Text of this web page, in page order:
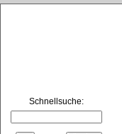
Schnellsuche: